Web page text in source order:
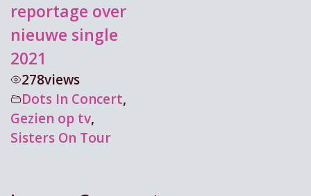
reportage over
nieuwe single
2021
278views
Dots In Concert,
Gezien op tv,
Sisters On Tour